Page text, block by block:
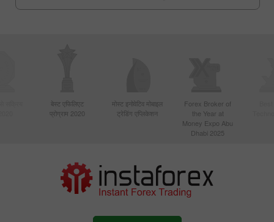
बेस्ट एफिलिएट
प्रोग्राम 2020
मोस्ट इनोवेटिव मोबाइल
ट्रेडिंग एप्लिकेशन
Forex Broker of
the Year at
Money Expo Abu
Dhabi 2025